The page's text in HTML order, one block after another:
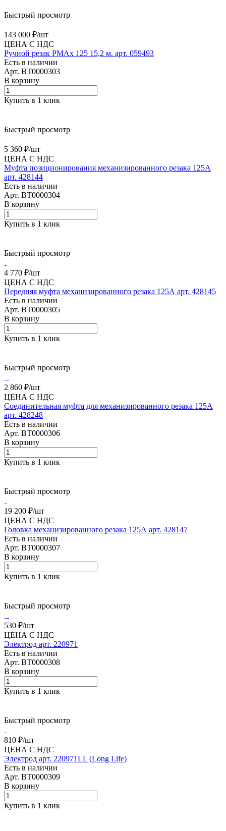
Быстрый просмотр
143 000 ₽/шт
ЦЕНА С НДС
Ручной резак PMAx 125 15,2 м. арт. 059493
Есть в наличии
Арт. BT0000303
В корзину
Купить в 1 клик
Быстрый просмотр
5 360 ₽/шт
ЦЕНА С НДС
Муфта позиционирования механизированного резака 125А
арт. 428144
Есть в наличии
Арт. BT0000304
В корзину
Купить в 1 клик
Быстрый просмотр
4 770 ₽/шт
ЦЕНА С НДС
Передняя муфта механизированного резака 125А арт. 428145
Есть в наличии
Арт. BT0000305
В корзину
Купить в 1 клик
Быстрый просмотр
2 860 ₽/шт
ЦЕНА С НДС
Соединительная муфта для механизированного резака 125А
арт. 428248
Есть в наличии
Арт. BT0000306
В корзину
Купить в 1 клик
Быстрый просмотр
19 200 ₽/шт
ЦЕНА С НДС
Головка механизированного резака 125А арт. 428147
Есть в наличии
Арт. BT0000307
В корзину
Купить в 1 клик
Быстрый просмотр
530 ₽/шт
ЦЕНА С НДС
Электрод арт. 220971
Есть в наличии
Арт. BT0000308
В корзину
Купить в 1 клик
Быстрый просмотр
810 ₽/шт
ЦЕНА С НДС
Электрод арт. 220971LL (Long Life)
Есть в наличии
Арт. BT0000309
В корзину
Купить в 1 клик